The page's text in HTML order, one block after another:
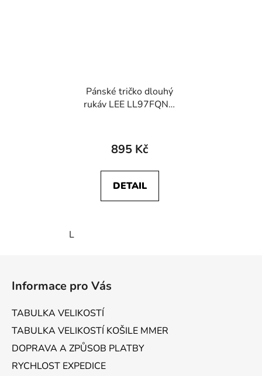
Pánské tričko dlouhý
rukáv LEE LL97FQNQ
895 Kč
DETAIL
L
Informace pro Vás
TABULKA VELIKOSTÍ
TABULKA VELIKOSTÍ KOŠILE MMER
DOPRAVA A ZPŮSOB PLATBY
RYCHLOST EXPEDICE